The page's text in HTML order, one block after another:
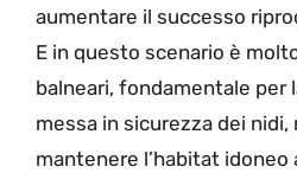
aumentare il successo
E in questo scenario è
balneari, fondamentale per
messa in sicurezza dei nidi,
mantenere l’habitat idoneo